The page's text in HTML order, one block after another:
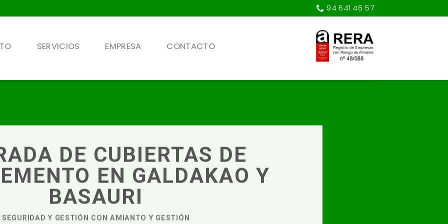
94 641 46 57
SERVICIOS EMPRESA CONTACTO
DE CUBIERTAS DE
EN GALDAKAO Y
BASAURI
SEGURIDAD Y GESTIÓN CON AMIANTO Y GESTIÓN